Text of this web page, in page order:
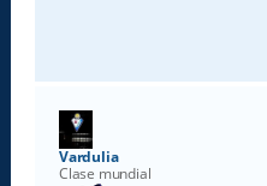
Vardulia
Clase mundial